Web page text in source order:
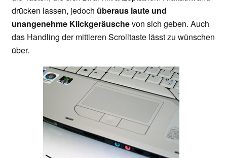
drücken lassen, jedoch überaus laute und
unangenehme Klickgeräuschevon sich geben. Auch
das Handling der mittleren Scrolltaste lässt zu wünschen
über.